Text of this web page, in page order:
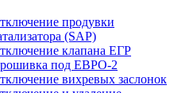
продувки
(SAP)
клапана ЕГР
под ЕВРО-2
вихревых заслонок